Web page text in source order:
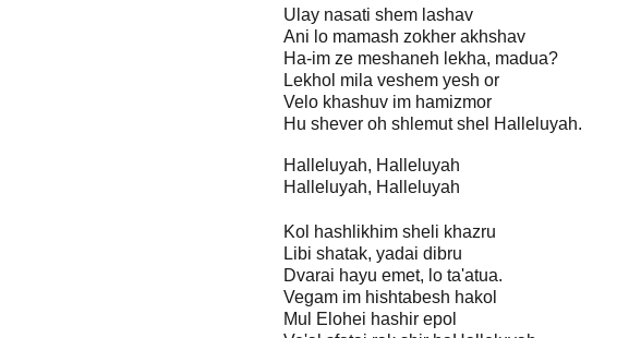
Ulay nasati shem lashav
Ani lo mamash zokher akhshav
Ha-im ze meshaneh lekha, madua?
Lekhol mila veshem yesh or
Velo khashuv im hamizmor
Hu shever oh shlemut shel Halleluyah.
Halleluyah, Halleluyah
Halleluyah, Halleluyah
Kol hashlikhim sheli khazru
Libi shatak, yadai dibru
Dvarai hayu emet, lo ta'atua.
Vegam im hishtabesh hakol
Mul Elohei hashir epol